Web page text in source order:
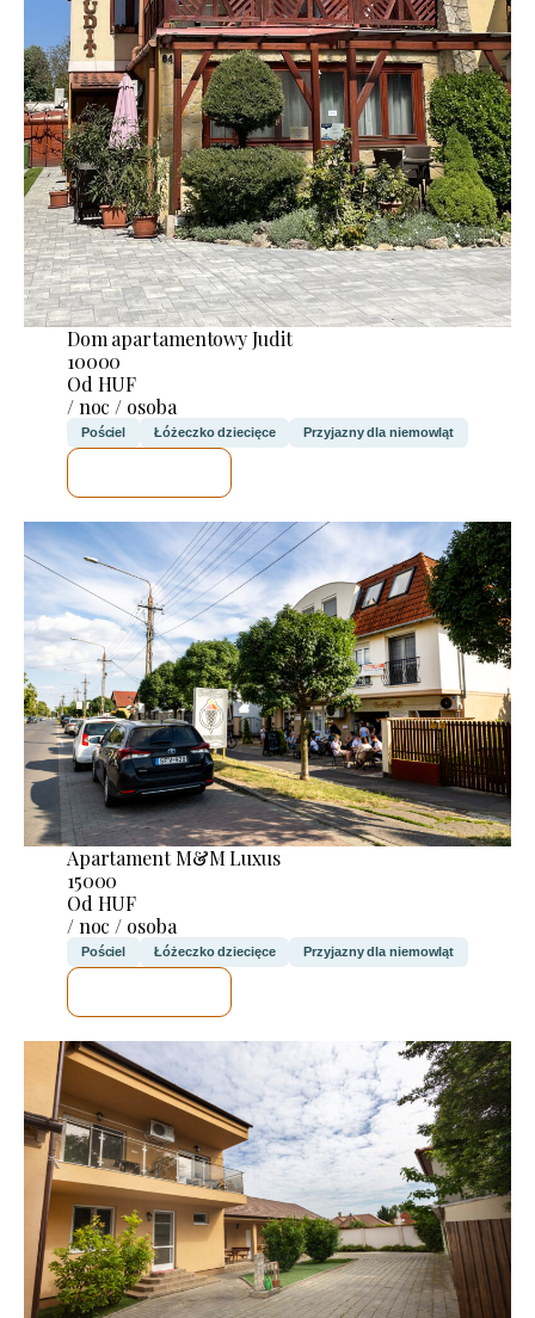
Dom apartamentowy Judit
10000
Od HUF
/ noc / osoba
Pościel Łóżeczko dziecięce Przyjazny dla niemowląt
Apartament M&M Luxus
15000
Od HUF
/ noc / osoba
Pościel Łóżeczko dziecięce Przyjazny dla niemowląt